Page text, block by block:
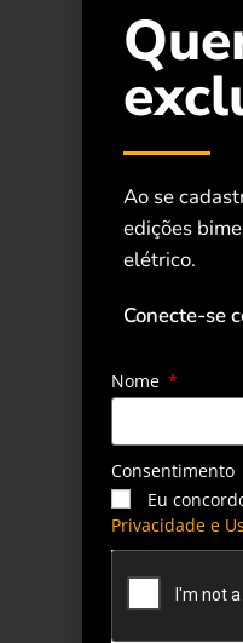
Ao se
edições
elétrico.
Conecte-se
Nome
Consentimento
Eu
Privacidade e